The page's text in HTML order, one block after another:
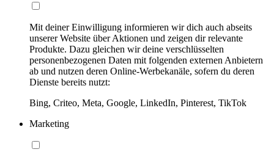
Mit deiner Einwilligung informieren wir dich auch abseits
unserer Website über Aktionen und zeigen dir relevante
Produkte. Dazu gleichen wir deine verschlüsselten
personenbezogenen Daten mit folgenden externen Anbietern
ab und nutzen deren Online-Werbekanäle, sofern du deren
Dienste bereits nutzt:
Bing, Criteo, Meta, Google, LinkedIn, Pinterest, TikTok
Marketing